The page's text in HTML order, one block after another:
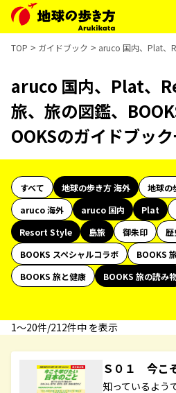
TOP ガイドブック aruco 国内、Plat、
aruco 国内、Plat、
旅、旅の図鑑、
OOKSのガイドブッ
すべて 地球の歩き方 海外
地球の
aruco 海外
aruco 国内 Plat
Resort Style
島旅 御朱印 歴
BOOKS スペシャルコラボ
BOOKS
BOOKS 旅と健康
BOOKS 旅の読み
1〜20件/212件中 を表示
Ｓ０１ 今こ
知っているよう